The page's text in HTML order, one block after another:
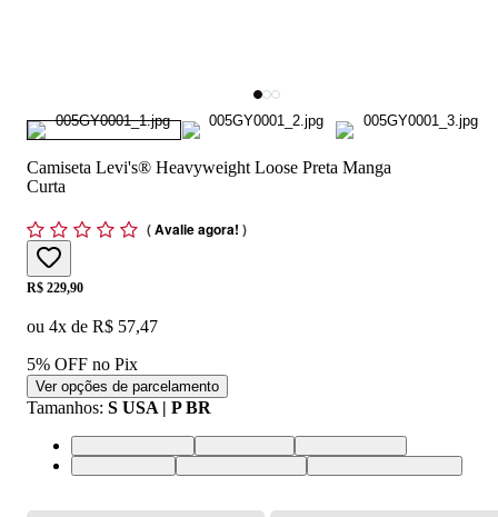
Camiseta Levi's® Heavyweight Loose Preta Manga
Curta
(Avalie agora! )
Price:
R$ 229,90
ou 4x de R$ 57,47
5% OFF no Pix
Ver opções de parcelamento
Tamanhos: S USA | P BR
XS USA | PP BRS USA | P BRM USA | M BR
L USA | G BRXL USA | GG BRXXL USA | EGG BR